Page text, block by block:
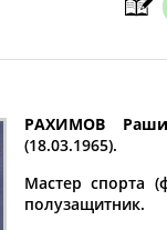
И
РАХИМОВ
(18.03.1965).
Мастер спорта
полузащитник.